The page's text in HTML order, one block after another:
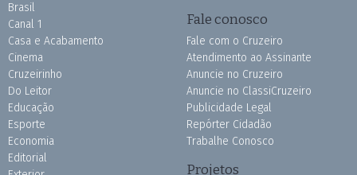
Brasil
Canal 1
Casa e Acabamento
Cinema
Cruzeirinho
Do Leitor
Educação
Esporte
Economia
Editorial
Fale conosco
Fale com o Cruzeiro
Atendimento ao Assinante
Anuncie no Cruzeiro
Anuncie no ClassiCruzeiro
Publicidade Legal
Repórter Cidadão
Trabalhe Conosco
Projetos